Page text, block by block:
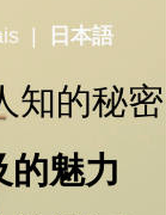
日本語
知的秘密
的魅力